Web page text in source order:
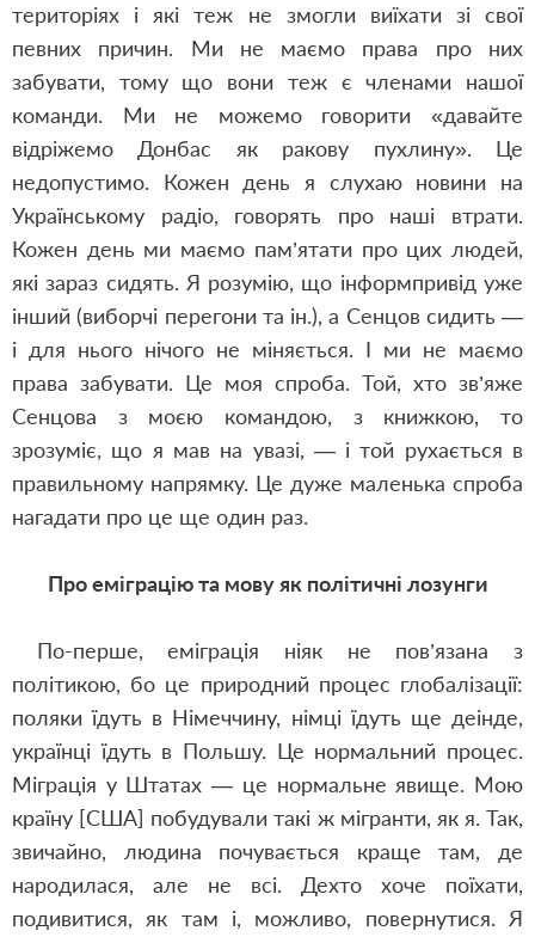
територіях і які теж не змогли виїхати зі свої
певних причин. Ми не маємо права про них
забувати, тому що вони теж є членами нашої
команди. Ми не можемо говорити «давайте
відріжемо Донбас як ракову пухлину». Це
недопустимо. Кожен день я слухаю новини на
Українському радіо, говорять про наші втрати.
Кожен день ми маємо пам’ятати про цих людей,
які зараз сидять. Я розумію, що інформпривід уже
інший (виборчі перегони та ін.), а Сенцов сидить —
і для нього нічого не міняється. І ми не маємо
права забувати. Це моя спроба. Той, хто зв’яже
Сенцова з моєю командою, з книжкою, то
зрозуміє, що я мав на увазі, — і той рухається в
правильному напрямку. Це дуже маленька спроба
нагадати про це ще один раз.
Про еміграцію та мову як політичні лозунги
По-перше, еміграція ніяк не пов’язана з
політикою, бо це природний процес глобалізації:
поляки їдуть в Німеччину, німці їдуть ще деінде,
українці їдуть в Польшу. Це нормальний процес.
Міграція у Штатах — це нормальне явище. Мою
країну [США] побудували такі ж мігранти, як я. Так,
звичайно, людина почувається краще там, де
народилася, але не всі. Дехто хоче поїхати,
подивитися, як там і, можливо, повернутися. Я